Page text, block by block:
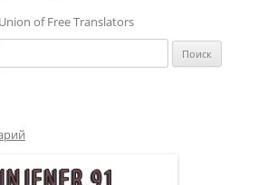
of Free Translators